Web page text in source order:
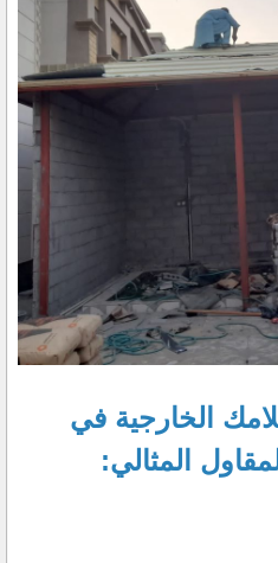
الخارجية في
المثالي: